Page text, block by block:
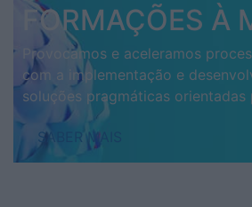
FORMAÇÕES À
Provocamos e aceleramos
com a implementação e
soluções pragmáticas orientadas
SABER MAIS